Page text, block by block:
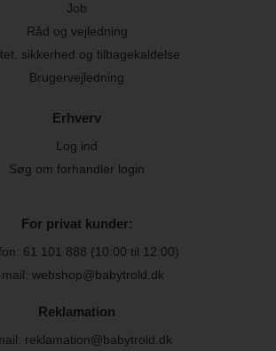
Job
Råd og vejledning
sikkerhed og tilbagekaldelse
Brugervejledning
Erhverv
Log ind
Søg om forhandler login
For privat kunder:
61 101 888 (10:00 til 12:00)
mail: webshop@babytrold.dk
Reklamation
reklamation@babytrold.dk